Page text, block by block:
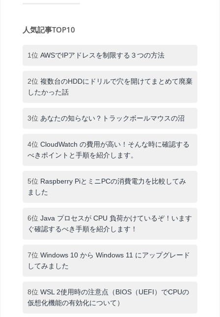
人気記事TOP10
1位 AWSでIPアドレスを制限する３つの方法
2位 複数台のHDDにドリルで穴を開けてまとめて廃棄
したかった話
3位 あなたの知らない？トラックボールマウスの沼
4位 CloudWatch の費用が高い！そんな時に確認する
べきポイントと手順を紹介します。
5位 Raspberry PiとミニPCの消費電力を比較してみ
ました
6位 Java プロセスが CPU 負荷かけているぞ！います
ぐ確認するべき手順を紹介します！
7位 Windows 10 から Windows 11 にアップグレード
してみました
8位 WSL 2使用時の注意点（BIOS（UEFI）でCPUの
仮想化機能の有効化について）